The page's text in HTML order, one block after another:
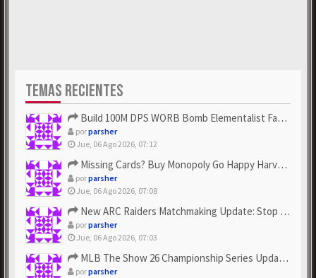
TEMAS RECIENTES
Build 100M DPS WORB Bomb Elementalist Fast - Grab POE Curren...
porparsher
Jue, 06 Ago 2026, 07:12
Missing Cards? Buy Monopoly Go Happy Harvest with Looney Tun...
porparsher
Jue, 06 Ago 2026, 07:08
New ARC Raiders Matchmaking Update: Stop Failed - Grab Bluep...
porparsher
Jue, 06 Ago 2026, 07:03
MLB The Show 26 Championship Series Update! Get Cheap & ...
porparsher